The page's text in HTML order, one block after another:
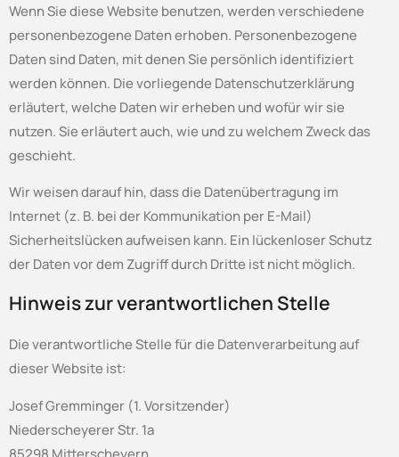
Wenn Sie diese Website benutzen, werden verschiedene
personenbezogene Daten erhoben. Personenbezogene
Daten sind Daten, mit denen Sie persönlich identifiziert
werden können. Die vorliegende Datenschutzerklärung
erläutert, welche Daten wir erheben und wofür wir sie
nutzen. Sie erläutert auch, wie und zu welchem Zweck das
geschieht.
Wir weisen darauf hin, dass die Datenübertragung im
Internet (z. B. bei der Kommunikation per E-Mail)
Sicherheitslücken aufweisen kann. Ein lückenloser Schutz
der Daten vor dem Zugriff durch Dritte ist nicht möglich.
Hinweis zur verantwortlichen Stelle
Die verantwortliche Stelle für die Datenverarbeitung auf
dieser Website ist:
Josef Gremminger (1. Vorsitzender)
Niederscheyerer Str. 1a